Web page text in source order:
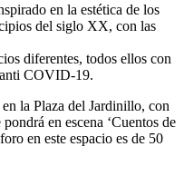
en la estética de los
del siglo XX, con las
diferentes, todos ellos con
COVID-19.
la Plaza del Jardinillo, con
en escena ‘Cuentos de
en este espacio es de 50